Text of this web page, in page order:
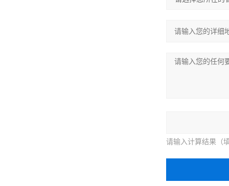
请输入计算结果（